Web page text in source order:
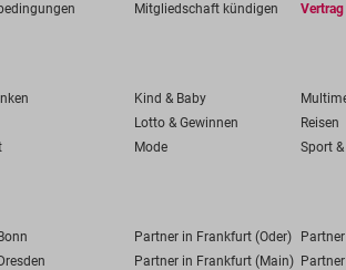
Mitgliedschaft kündigen
Kind & Baby
Lotto & Gewinnen
Reisen
Mode Sport
Partner in Frankfurt (Oder)
Partner in Frankfurt (Main)